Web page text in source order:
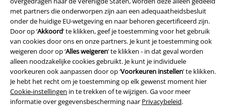
met partners die onderworpen zijn aan een adequaatheidsbesluit
onder de huidige EU-wetgeving en naar behoren gecertificeerd zijn.
Door op ‘Akkoord’ te klikken, geef je toestemming voor het gebruik
van cookies door ons en onze partners. Je kunt je toestemming ook
weigeren door op ‘Alles weigeren’ te klikken - in dat geval worden
alleen noodzakelijke cookies gebruikt. Je kunt je individuele
voorkeuren ook aanpassen door op ‘Voorkeuren instellen’ te klikken.
Je hebt het recht om je toestemming op elk gewenst moment hier
Cookie-instellingen in te trekken of te wijzigen. Ga voor meer
informatie over gegevensbescherming naar Privacybeleid.
Bedrijfsgegevens
Privacyverklaring
Verklaring van conformiteit
Informatie over toegankelijkheid
Cookie-instellingen